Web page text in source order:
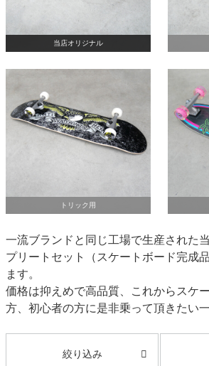
当店オリジナル
トリック用
一流ブランドと同じ工場で生産された
プリートセット（スケートボード完成
ます。
価格は抑えめで高品質、これからスケ
方、初心者の方に是非乗って頂きたい一
絞り込み
7.8inch
7.9inch
8.0inch
8.3inch
8.4inch
8.5inch
7.9inch
8.0inch
8.1inch
8.4inch
8.5inch
8.6inch
57mm
58mm
59mm
63mm
64mm
65mm
ボーンズ XF（エックスフォーミュラ）
ボーンズ STF（エスティーエフ）
ラ）
ソフトウィール（クルーザー）
ボルト
パーツ・その他
足回りセット（トラック・ウィール
練習用アイテム（初心者におすすめ）
スケートケース・バッグ
メディア（雑誌・DVD・CD）
24.5cm
25cm
25.5cm
27cm
27.5cm
28cm
シューレース・その他
ショーツ
長袖ボタンシャツ
7分袖シャツ・ラグラン
キャップ
ソックス
アンダーウエア
INFO
プライバシーポリシー